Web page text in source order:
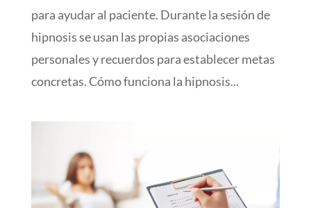
para ayudar al paciente. Durante la sesión de
hipnosis se usan las propias asociaciones
personales y recuerdos para establecer metas
concretas. Cómo funciona la hipnosis...